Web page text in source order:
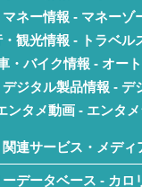
マネー情報 - マネーゾ
観光情報 - トラベル
・バイク情報 - オー
ジタル製品情報 - デ
ンタメ動画 - エンタ
関連サービス・メディ
ーデータベース - カロ